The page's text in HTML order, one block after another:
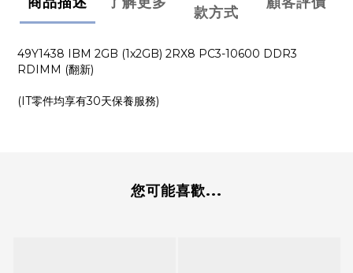
款方式
49Y1438 IBM 2GB (1x2GB) 2RX8 PC3-10600 DDR3
RDIMM (翻新)
(IT零件均享有30天保養服務)
您可能喜歡...